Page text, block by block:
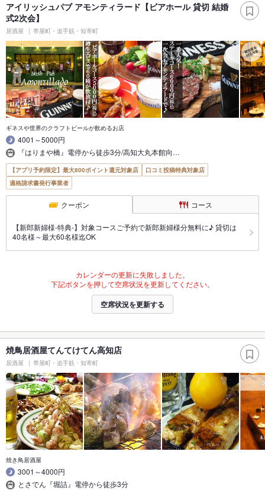
アイリッシュパブ アモンティラード【ビアホール 貸切 結婚
式2次会】
居酒屋 帯屋町・追手筋・知寄町
ギネスや世界のクラフトビールが飲めるお店
4001～5000円
『はりまや橋』電停から徒歩3分/高知大丸本館向…
【アプリ予約限定】最大800ポイント還元対象店
口コミ投稿特典対象店
適格請求書発行事業者
クーポン コース
【新郎新婦様-特典-】対象コースご予約で新郎新婦様分無料に♪ 貸切は
40名様～最大60名様迄OK
カレンダーの更新に失敗しました。
下記ボタンを押して空席状況を更新してください。
空席状況を更新する
焼鳥居酒屋てんてけてん高知店
居酒屋 帯屋町・追手筋・知寄町
焼き鳥居酒屋
3001～4000円
とさでん『堀詰』電停から徒歩3分